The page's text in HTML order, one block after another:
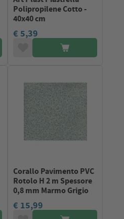
Polipropilene Cotto -
40x40 cm
€ 5,39
Corallo Pavimento PVC
Rotolo H 2 m Spessore
0,8 mm Marmo Grigio
€ 15,99